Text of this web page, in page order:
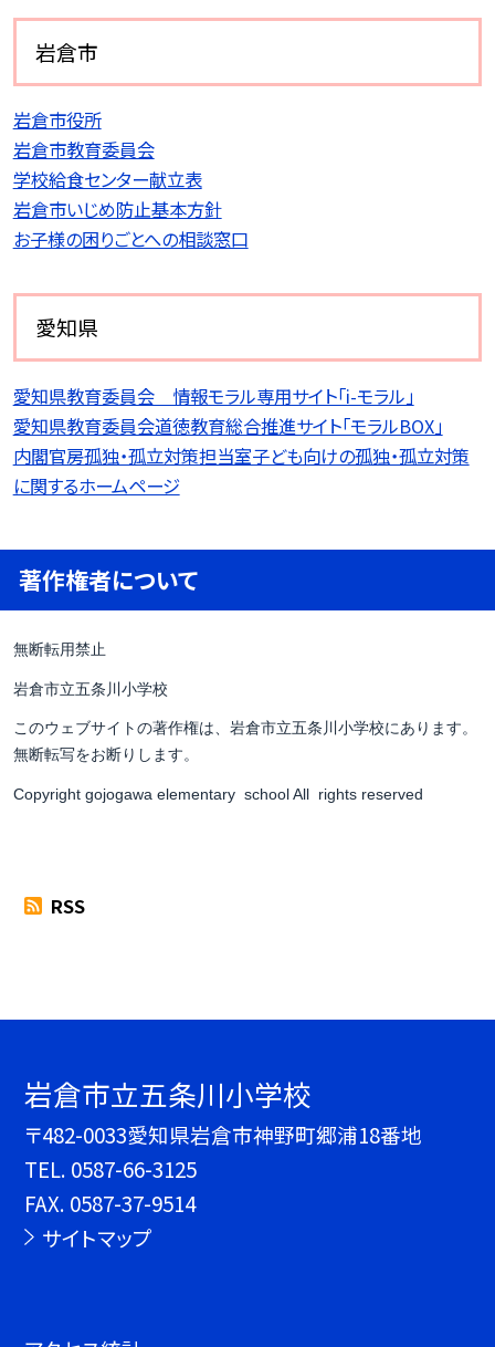
岩倉市
岩倉市役所
岩倉市教育委員会
学校給食センター献立表
岩倉市いじめ防止基本方針
お子様の困りごとへの相談窓口
愛知県
愛知県教育委員会 情報モラル専用サイト「i-モラル」
愛知県教育委員会道徳教育総合推進サイト「モラルBOX」
内閣官房孤独・孤立対策担当室子ども向けの孤独・孤立対策
に関するホームページ
著作権者について
無断転用禁止
岩倉市立五条川小学校
このウェブサイトの著作権は、岩倉市立五条川小学校にあります。
無断転写をお断りします。
Copyright gojogawa elementary school All rights reserved
RSS
岩倉市立五条川小学校
〒482-0033愛知県岩倉市神野町郷浦18番地
TEL. 0587-66-3125
FAX. 0587-37-9514
サイトマップ